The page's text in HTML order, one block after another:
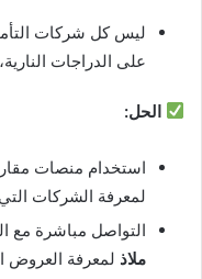
ليس كل شركات
على الدراجات
الحل:
استخدام منصات
لمعرفة الشركات
التواصل مباشرة مع
ملاذ لمعرفة العروض